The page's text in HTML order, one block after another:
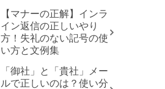
【マナーの正解】インラ
イン返信の正しいやり
方！失礼のない記号の使
い方と文例集
「御社」と「貴社」メー
ルで正しいのは？使い分